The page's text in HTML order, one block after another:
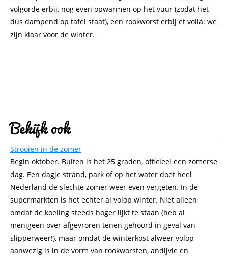
volgorde erbij, nog even opwarmen op het vuur (zodat het
dus dampend op tafel staat), een rookworst erbij et voilà: we
zijn klaar voor de winter.
Bekijk ook
Strooien in de zomer
Begin oktober. Buiten is het 25 graden, officieel een zomerse
dag. Een dagje strand, park of op het water doet heel
Nederland de slechte zomer weer even vergeten. In de
supermarkten is het echter al volop winter. Niet alleen
omdat de koeling steeds hoger lijkt te staan (heb al
menigeen over afgevroren tenen gehoord in geval van
slipperweer!), maar omdat de winterkost alweer volop
aanwezig is in de vorm van rookworsten, andijvie en